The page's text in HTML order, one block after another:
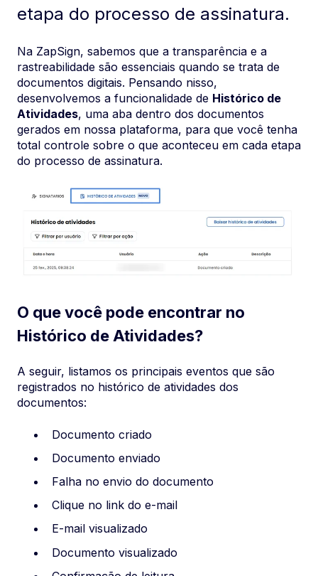
etapa do processo de assinatura.
Na ZapSign, sabemos que a transparência e a
rastreabilidade são essenciais quando se trata de
documentos digitais. Pensando nisso,
desenvolvemos a funcionalidade de Histórico de
Atividades, uma aba dentro dos documentos
gerados em nossa plataforma, para que você tenha
total controle sobre o que aconteceu em cada etapa
do processo de assinatura.
O que você pode encontrar no
Histórico de Atividades?
A seguir, listamos os principais eventos que são
registrados no histórico de atividades dos
documentos:
Documento criado
Documento enviado
Falha no envio do documento
Clique no link do e-mail
E-mail visualizado
Documento visualizado